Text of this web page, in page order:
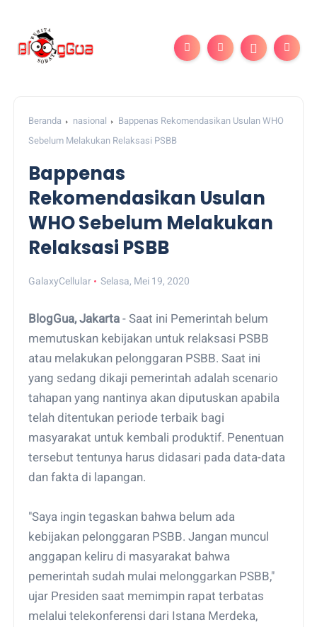
Beranda nasional
Bappenas Rekomendasikan Usulan WHO
Sebelum Melakukan Relaksasi PSBB
Bappenas
Rekomendasikan Usulan
WHO Sebelum Melakukan
Relaksasi PSBB
GalaxyCellular Selasa, Mei 19, 2020
BlogGua, Jakarta - Saat ini Pemerintah belum
memutuskan kebijakan untuk relaksasi PSBB
atau melakukan pelonggaran PSBB. Saat ini
yang sedang dikaji pemerintah adalah scenario
tahapan yang nantinya akan diputuskan apabila
telah ditentukan periode terbaik bagi
masyarakat untuk kembali produktif. Penentuan
tersebut tentunya harus didasari pada data-data
dan fakta di lapangan.
"Saya ingin tegaskan bahwa belum ada
kebijakan pelonggaran PSBB. Jangan muncul
anggapan keliru di masyarakat bahwa
pemerintah sudah mulai melonggarkan PSBB,"
ujar Presiden saat memimpin rapat terbatas
melalui telekonferensi dari Istana Merdeka,